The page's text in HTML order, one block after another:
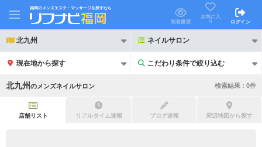
福岡のメンズエステ・マッサージを探すなら
閲覧履歴
お気に入
り
ログイン
北九州 ネイルサロン
現在地から探す こだわり条件で絞り込む
こだわり条件で絞り込む
北九州の メンズネイルサロン 検索結果 : 0件
店舗リスト リアルタイム速報 ブログ速報 周辺地図から探す